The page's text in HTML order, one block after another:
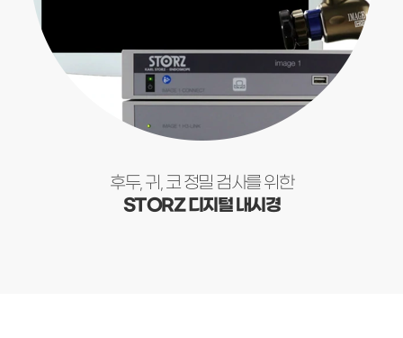
후두, 귀, 코 정밀 검사를 위한
STORZ 디지털 내시경